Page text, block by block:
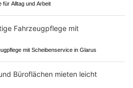
für Alltag und Arbeit
mit Scheibenservice in Glarus